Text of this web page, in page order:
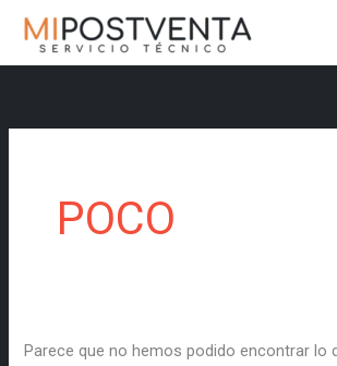
contenido
POCO
Parece que no hemos podido encontrar lo